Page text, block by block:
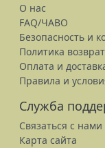
О нас
FAQ/ЧАВО
Безопасность и
Политика
Оплата и
Правила и
Служба
Связаться с нами
Карта сайта